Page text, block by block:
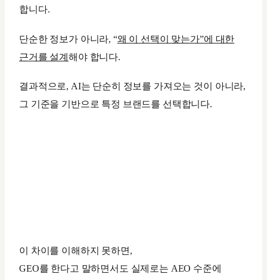
합니다.
단순한 정보가 아니라, “왜 이 선택이 맞는가”에 대한
근거를 설계해야 합니다.
결과적으로, AI는 단순히 정보를 가져오는 것이 아니라,
그 기준을 기반으로 특정 브랜드를 선택합니다.
이 차이를 이해하지 못하면,
GEO를 한다고 말하면서도 실제로는 AEO 수준에